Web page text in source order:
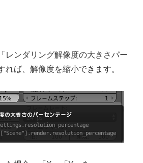
レンダリング解像度の大きさパー
れば、解像度を縮小できます。